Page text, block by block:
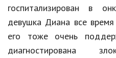
Психология и
Творчество и
Разное
госпитализирован в
девушка Диана все
его тоже очень
диагностирована